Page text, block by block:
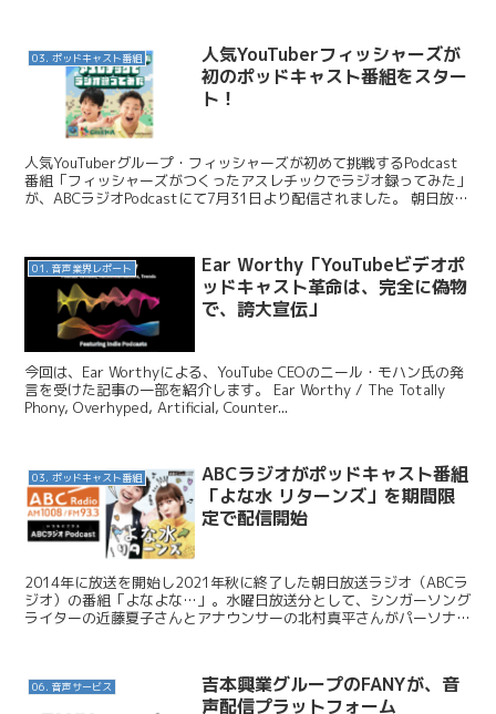
03. ポッドキャスト番組
人気YouTuberフィッシャーズが
初のポッドキャスト番組をスター
ト！
人気YouTuberグループ・フィッシャーズが初めて挑戦するPodcast
番組「フィッシャーズがつくったアスレチックでラジオ録ってみた」
が、ABCラジオPodcastにて7月31日より配信されました。 朝日放送
01. 音声業界レポート
Ear Worthy「YouTubeビデオポ
ッドキャスト革命は、完全に偽物
で、誇大宣伝」
今回は、Ear Worthyによる、YouTube CEOのニール・モハン氏の発
言を受けた記事の一部を紹介します。 Ear Worthy / The Totally
Phony, Overhyped, Artificial, Counter...
03. ポッドキャスト番組
ABCラジオがポッドキャスト番組
「よな水 リターンズ」を期間限
定で配信開始
2014年に放送を開始し2021年秋に終了した朝日放送ラジオ（ABCラ
ジオ）の番組「よなよな…」。水曜日放送分として、シンガーソング
ライターの近藤夏子さんとアナウンサーの北村真平さんがパーソナリ
06. 音声サービス
吉本興業グループのFANYが、音
声配信プラットフォーム